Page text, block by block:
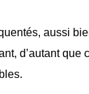
aussi
d’autant que